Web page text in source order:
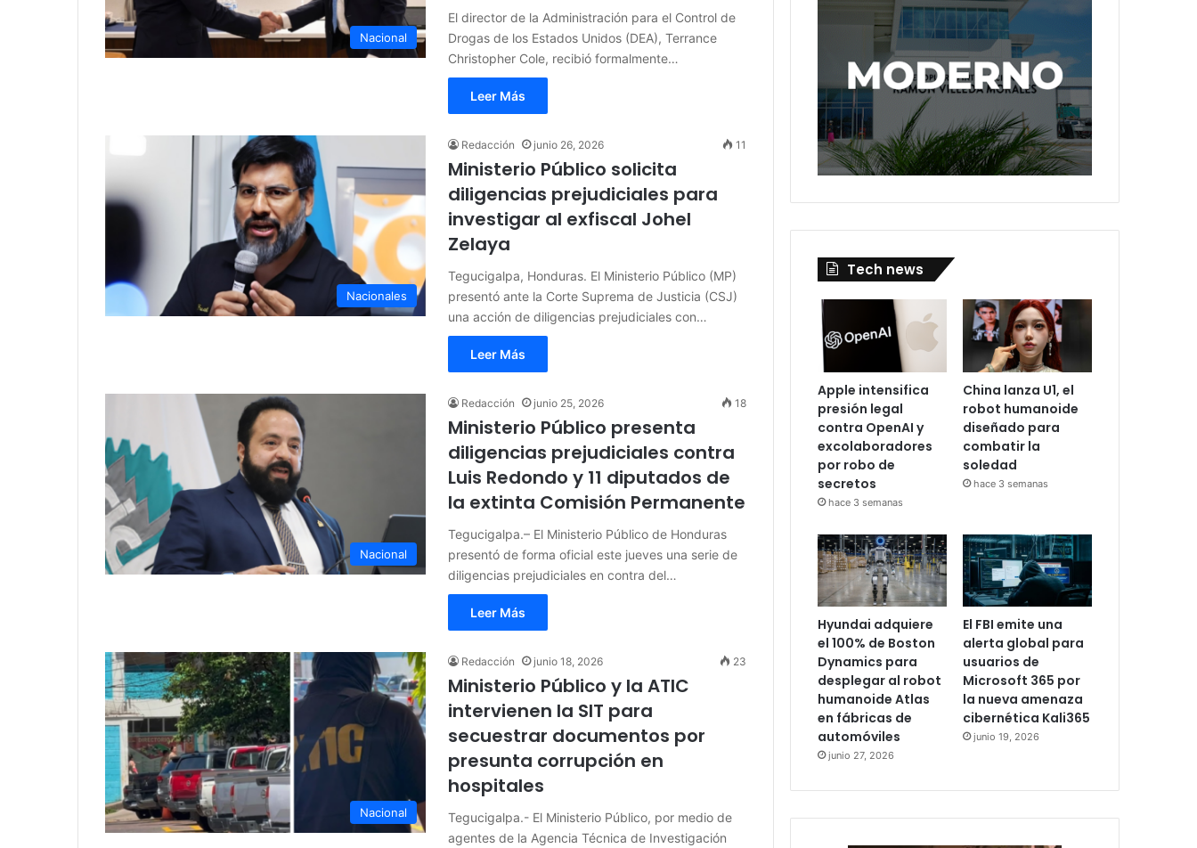
Nacional
El director de la Administración para el Control de
Drogas de los Estados Unidos (DEA), Terrance
Christopher Cole, recibió formalmente…
Leer Más
Nacionales
Redacción junio 26, 2026 11
Ministerio Público solicita
diligencias prejudiciales para
investigar al exfiscal Johel
Zelaya
Tegucigalpa, Honduras. El Ministerio Público (MP)
presentó ante la Corte Suprema de Justicia (CSJ)
una acción de diligencias prejudiciales con…
Leer Más
Nacional
Redacción junio 25, 2026 18
Ministerio Público presenta
diligencias prejudiciales contra
Luis Redondo y 11 diputados de
la extinta Comisión Permanente
Tegucigalpa.– El Ministerio Público de Honduras
presentó de forma oficial este jueves una serie de
diligencias prejudiciales en contra del…
Leer Más
Nacional
Redacción junio 18, 2026 23
Ministerio Público y la ATIC
intervienen la SIT para
secuestrar documentos por
presunta corrupción en
hospitales
Tegucigalpa.- El Ministerio Público, por medio de
agentes de la Agencia Técnica de Investigación
Tech news
Apple intensifica
presión legal
contra OpenAI y
excolaboradores
por robo de
secretos
hace 3 semanas
China lanza U1, el
robot humanoide
diseñado para
combatir la
soledad
hace 3 semanas
Hyundai adquiere
el 100% de Boston
Dynamics para
desplegar al robot
humanoide Atlas
en fábricas de
automóviles
junio 27, 2026
El FBI emite una
alerta global para
usuarios de
Microsoft 365 por
la nueva amenaza
cibernética Kali365
junio 19, 2026